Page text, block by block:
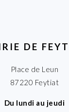
DE
Place de Leun
87220 Feytiat
Du lundi au jeudi